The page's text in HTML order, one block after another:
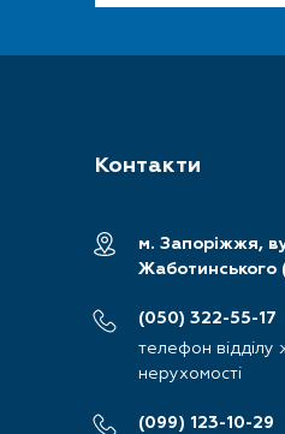
Контакти
м. Запоріжжя,
Жаботинського
(050) 322-55-17
телефон відділу
нерухомості
(099) 123-10-29